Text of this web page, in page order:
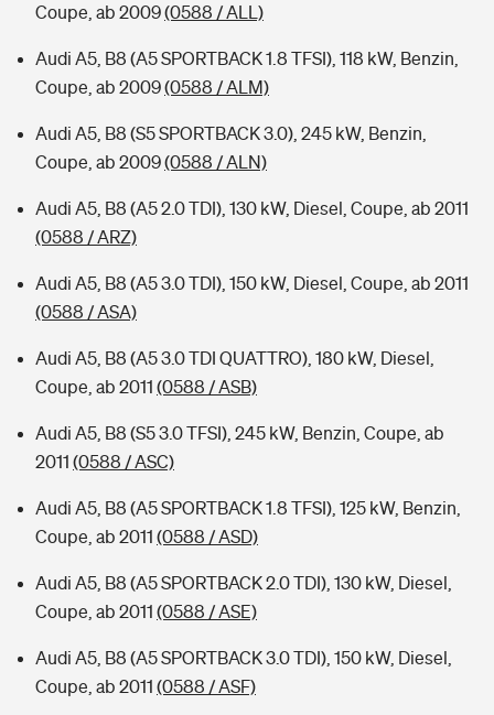
Coupe, ab 2009(0588 / ALL)
Audi A5, B8 (A5 SPORTBACK 1.8 TFSI), 118 kW, Benzin,
Coupe, ab 2009(0588 / ALM)
Audi A5, B8 (S5 SPORTBACK 3.0), 245 kW, Benzin,
Coupe, ab 2009(0588 / ALN)
Audi A5, B8 (A5 2.0 TDI), 130 kW, Diesel, Coupe, ab 2011
(0588 / ARZ)
Audi A5, B8 (A5 3.0 TDI), 150 kW, Diesel, Coupe, ab 2011
(0588 / ASA)
Audi A5, B8 (A5 3.0 TDI QUATTRO), 180 kW, Diesel,
Coupe, ab 2011 (0588 / ASB)
Audi A5, B8 (S5 3.0 TFSI), 245 kW, Benzin, Coupe, ab
2011 (0588 / ASC)
Audi A5, B8 (A5 SPORTBACK 1.8 TFSI), 125 kW, Benzin,
Coupe, ab 2011 (0588 / ASD)
Audi A5, B8 (A5 SPORTBACK 2.0 TDI), 130 kW, Diesel,
Coupe, ab 2011 (0588 / ASE)
Audi A5, B8 (A5 SPORTBACK 3.0 TDI), 150 kW, Diesel,
Coupe, ab 2011 (0588 / ASF)